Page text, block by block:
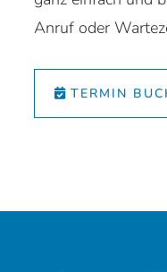
Anruf oder
TERMIN